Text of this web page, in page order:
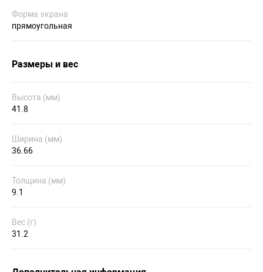
Форма экрана
прямоугольная
Размеры и вес
Высота (мм)
41.8
Ширина (мм)
36.66
Толщина (мм)
9.1
Вес (г)
31.2